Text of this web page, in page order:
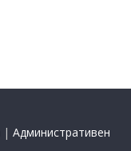
|Административен